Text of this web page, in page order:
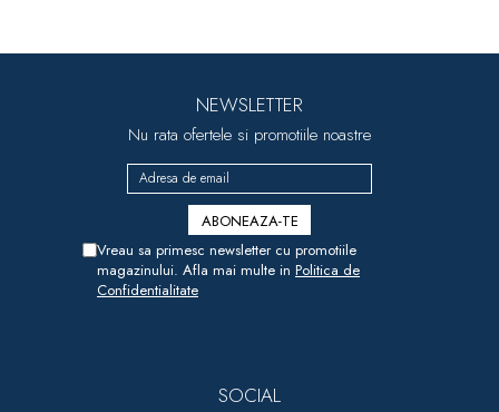
NEWSLETTER
Nu rata ofertele si promotiile noastre
Vreau sa primesc newsletter cu promotiile
magazinului. Afla mai multe in Politica de
Confidentialitate
SOCIAL